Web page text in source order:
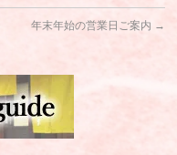
年末年始の営業日ご案内 →